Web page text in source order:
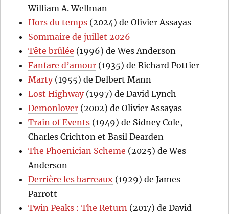
William A. Wellman
Hors du temps (2024) de Olivier Assayas
Sommaire de juillet 2026
Tête brûlée (1996) de Wes Anderson
Fanfare d’amour (1935) de Richard Pottier
Marty(1955) de Delbert Mann
Lost Highway(1997) de David Lynch
Demonlover (2002) de Olivier Assayas
Train of Events (1949) de Sidney Cole,
Charles Crichton et Basil Dearden
The Phoenician Scheme (2025) de Wes
Anderson
Derrière les barreaux (1929) de James
Parrott
Twin Peaks : The Return (2017) de David